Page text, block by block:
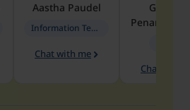
Aastha Paudel
Information Technology
Chat with me
Penarete
Chat with